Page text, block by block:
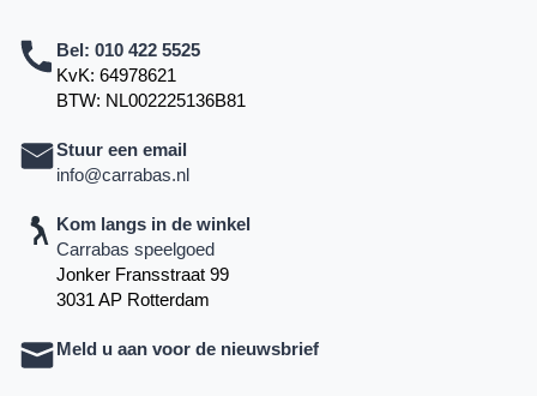
Bel: 010 422 5525
KvK: 64978621
BTW: NL002225136B81
Stuur een email
info@carrabas.nl
Kom langs in de winkel
Carrabas speelgoed
Jonker Fransstraat 99
3031 AP Rotterdam
Meld u aan voor de nieuwsbrief